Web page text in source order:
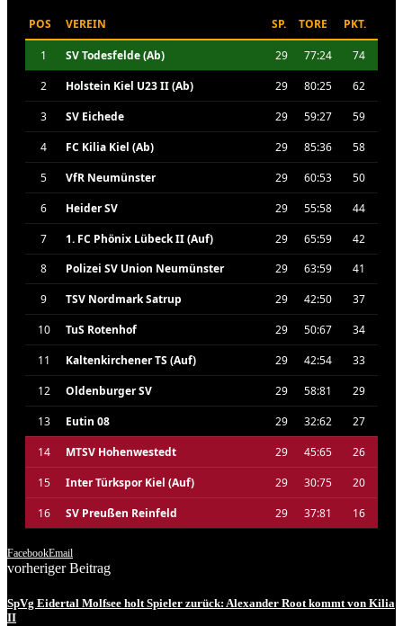
POS VEREIN SP. TORE PKT.
1 SV Todesfelde (Ab) 29 77:24
74
2
Holstein Kiel U23 II (Ab) 29 80:25
62
3
SV Eichede 29 59:27
59
4
FC Kilia Kiel (Ab) 29 85:36
58
5
VfR Neumünster 29 60:53
50
6
Heider SV 29 55:58
44
7
1. FC Phönix Lübeck II (Auf) 29 65:59
42
8
Polizei SV Union Neumünster 29 63:59
41
9
TSV Nordmark Satrup 29 42:50
37
10
TuS Rotenhof 29 50:67
34
11
Kaltenkirchener TS (Auf) 29 42:54
33
12
Oldenburger SV 29 58:81
29
13
Eutin 08 29 32:62
27
14
MTSV Hohenwestedt 29 45:65
26
15
Inter Türkspor Kiel (Auf) 29 30:75
20
16
SV Preußen Reinfeld 29 37:81 16
FacebookEmail
vorheriger Beitrag
SpVg Eidertal Molfsee holt Spieler zurück: Alexander Root kommt von Kilia
II